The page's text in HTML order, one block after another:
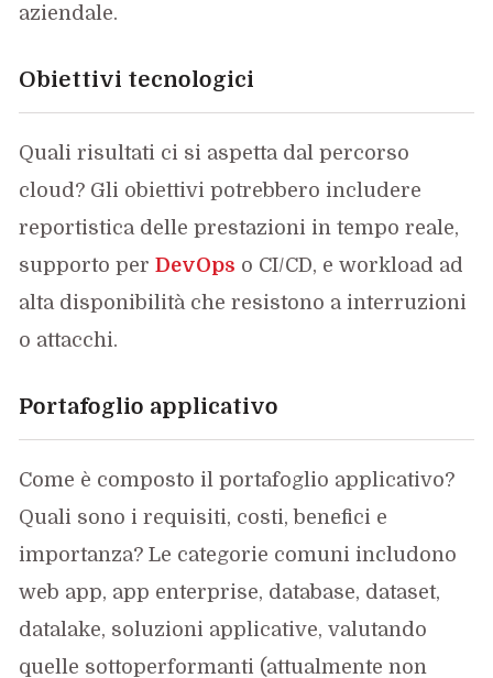
aziendale.
Obiettivi tecnologici
Quali risultati ci si aspetta dal percorso
cloud? Gli obiettivi potrebbero includere
reportistica delle prestazioni in tempo reale,
supporto perDevOps o CI/CD, e workload ad
alta disponibilità che resistono a interruzioni
o attacchi.
Portafoglio applicativo
Come è composto il portafoglio applicativo?
Quali sono i requisiti, costi, benefici e
importanza? Le categorie comuni includono
web app, app enterprise, database, dataset,
datalake, soluzioni applicative, valutando
quelle sottoperformanti (attualmente non